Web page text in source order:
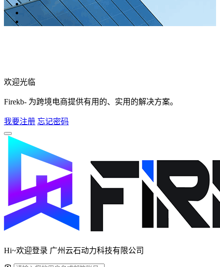
欢迎光临
Firekb- 为跨境电商提供有用的、实用的解决方案。
我要注册 忘记密码
Hi~欢迎登录 广州云石动力科技有限公司